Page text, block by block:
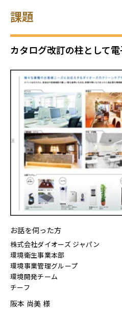
課題
カタログ改訂の柱として
お話を伺った方
株式会社ダイオーズ ジャパン
環境衛生事業本部
環境事業管理グループ
環境開発チーム
チーフ
阪本 尚美 様